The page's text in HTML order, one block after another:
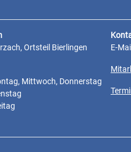
Ortsteil Bierlingen
Mittwoch, Donnerstag
E-